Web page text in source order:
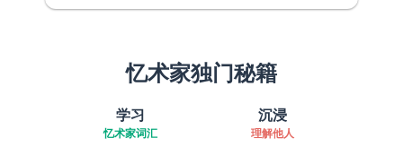
忆术家独门秘籍
学习
忆术家词汇
沉浸
理解他人